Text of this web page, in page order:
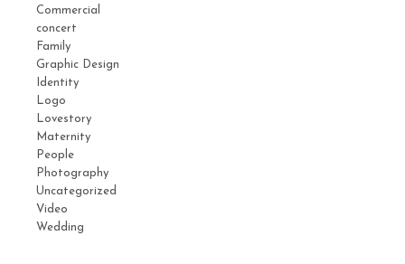
Commercial
concert
Family
Graphic Design
Identity
Logo
Lovestory
Maternity
People
Photography
Uncategorized
Video
Wedding